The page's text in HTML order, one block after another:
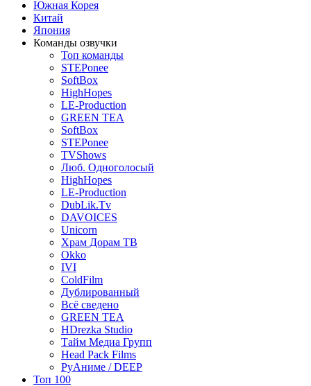
Южная Корея
Китай
Япония
Команды озвучки
Топ команды
STEPonee
SoftBox
HighHopes
LE-Production
GREEN TEA
SoftBox
STEPonee
TVShows
Люб. Одноголосый
HighHopes
LE-Production
DubLik.Tv
DAVOICES
Unicorn
Храм Дорам ТВ
Okko
IVI
ColdFilm
Дублированный
Всё сведено
GREEN TEA
HDrezka Studio
Тайм Медиа Групп
Head Pack Films
РуАниме / DEEP
Топ 100